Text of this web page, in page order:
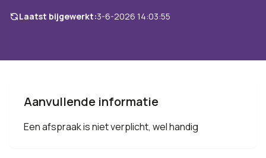
Laatst bijgewerkt:3-6-2026 14:03:55
Aanvullende informatie
Een afspraak is niet verplicht, wel handig